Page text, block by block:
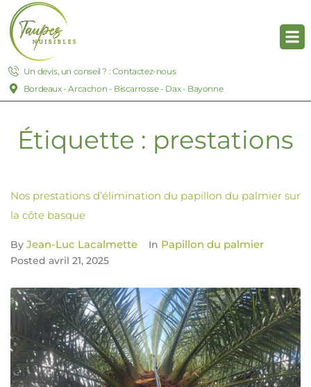
Un devis, un conseil ? : Contactez-nous
Bordeaux - Arcachon - Biscarrosse - Dax - Bayonne
Étiquette : prestations
Nos prestations d’élimination du papillon du palmier sur
la côte basque
By Jean-Luc Lacalmette In Papillon du palmier
Posted avril 21, 2025